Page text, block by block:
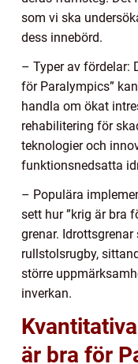
som vi ska
dess innebörd.
– Typer av fördelar:
för Paralympics”
handla om ökat
rehabilitering för
teknologier och
funktionsnedsatta
– Populära
sett hur ”krig är bra
grenar.
rullstolsrugby,
större
inverkan.
är bra för